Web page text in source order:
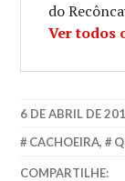
do
Ver todos
6 DE ABRIL DE
CACHOEIRA,
COMPARTILHE: